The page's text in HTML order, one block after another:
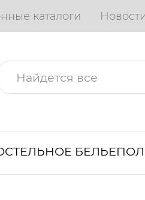
каталоги
БЕЛЬЕ